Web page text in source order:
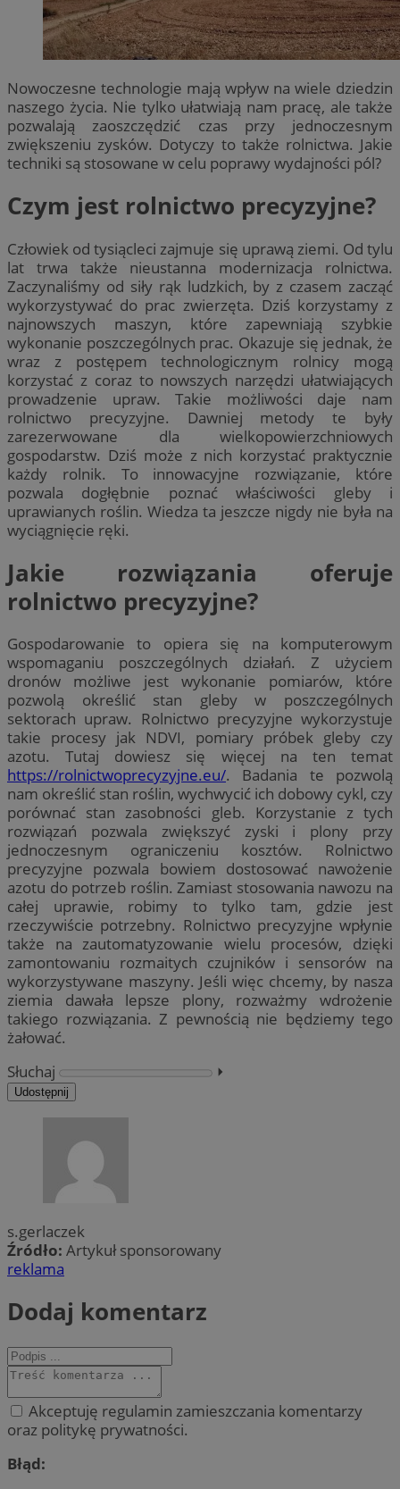
Nowoczesne technologie mają wpływ na wiele dziedzin
naszego życia. Nie tylko ułatwiają nam pracę, ale także
pozwalają zaoszczędzić czas przy jednoczesnym
zwiększeniu zysków. Dotyczy to także rolnictwa. Jakie
techniki są stosowane w celu poprawy wydajności pól?
Czym jest rolnictwo precyzyjne?
Człowiek od tysiącleci zajmuje się uprawą ziemi. Od tylu
lat trwa także nieustanna modernizacja rolnictwa.
Zaczynaliśmy od siły rąk ludzkich, by z czasem zacząć
wykorzystywać do prac zwierzęta. Dziś korzystamy z
najnowszych maszyn, które zapewniają szybkie
wykonanie poszczególnych prac. Okazuje się jednak, że
wraz z postępem technologicznym rolnicy mogą
korzystać z coraz to nowszych narzędzi ułatwiających
prowadzenie upraw. Takie możliwości daje nam
rolnictwo precyzyjne. Dawniej metody te były
zarezerwowane dla wielkopowierzchniowych
gospodarstw. Dziś może z nich korzystać praktycznie
każdy rolnik. To innowacyjne rozwiązanie, które
pozwala dogłębnie poznać właściwości gleby i
uprawianych roślin. Wiedza ta jeszcze nigdy nie była na
wyciągnięcie ręki.
Jakie rozwiązania oferuje
rolnictwo precyzyjne?
Gospodarowanie to opiera się na komputerowym
wspomaganiu poszczególnych działań. Z użyciem
dronów możliwe jest wykonanie pomiarów, które
pozwolą określić stan gleby w poszczególnych
sektorach upraw. Rolnictwo precyzyjne wykorzystuje
takie procesy jak NDVI, pomiary próbek gleby czy
azotu. Tutaj dowiesz się więcej na ten temat
https://rolnictwoprecyzyjne.eu/. Badania te pozwolą
nam określić stan roślin, wychwycić ich dobowy cykl, czy
porównać stan zasobności gleb. Korzystanie z tych
rozwiązań pozwala zwiększyć zyski i plony przy
jednoczesnym ograniczeniu kosztów. Rolnictwo
precyzyjne pozwala bowiem dostosować nawożenie
azotu do potrzeb roślin. Zamiast stosowania nawozu na
całej uprawie, robimy to tylko tam, gdzie jest
rzeczywiście potrzebny. Rolnictwo precyzyjne wpłynie
także na zautomatyzowanie wielu procesów, dzięki
zamontowaniu rozmaitych czujników i sensorów na
wykorzystywane maszyny. Jeśli więc chcemy, by nasza
ziemia dawała lepsze plony, rozważmy wdrożenie
takiego rozwiązania. Z pewnością nie będziemy tego
żałować.
Słuchaj
⏵︎
Udostępnij
s.gerlaczek
Źródło: Artykuł sponsorowany
reklama
Dodaj komentarz
Akceptuję regulamin zamieszczania komentarzy
oraz politykę prywatności.
Błąd: